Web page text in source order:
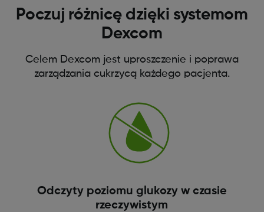
Poczuj różnicę dzięki systemom
Dexcom
Celem Dexcom jest uproszczenie i poprawa
zarządzania cukrzycą każdego pacjenta.
Odczyty poziomu glukozy w czasie
rzeczywistym